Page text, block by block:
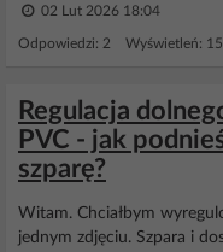
02 Lut 2026 18:04
Odpowiedzi: 2 Wyświetleń:
Regulacja
PVC - jak
szparę?
Witam. Chciałbym
jednym zdjęciu. Szpara i